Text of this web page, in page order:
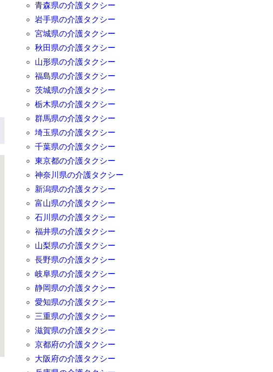
青森県の介護タクシー
岩手県の介護タクシー
宮城県の介護タクシー
秋田県の介護タクシー
山形県の介護タクシー
福島県の介護タクシー
茨城県の介護タクシー
栃木県の介護タクシー
群馬県の介護タクシー
埼玉県の介護タクシー
千葉県の介護タクシー
東京都の介護タクシー
神奈川県の介護タクシー
新潟県の介護タクシー
富山県の介護タクシー
石川県の介護タクシー
福井県の介護タクシー
山梨県の介護タクシー
長野県の介護タクシー
岐阜県の介護タクシー
静岡県の介護タクシー
愛知県の介護タクシー
三重県の介護タクシー
滋賀県の介護タクシー
京都府の介護タクシー
大阪府の介護タクシー